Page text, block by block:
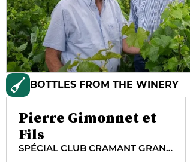
BOTTLES FROM THE WINERY
Pierre Gimonnet et
Fils
SPÉCIAL CLUB CRAMANT GRAND CRU